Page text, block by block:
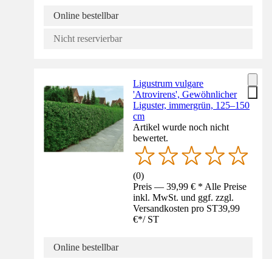
Online bestellbar
Nicht reservierbar
Ligustrum vulgare
'Atrovirens', Gewöhnlicher
Liguster, immergrün, 125–150
cm
Artikel wurde noch nicht
bewertet.
(0)
Preis — 39,99 € * Alle Preise
inkl. MwSt. und ggf. zzgl.
Versandkosten pro ST39,99
€*/ ST
Online bestellbar